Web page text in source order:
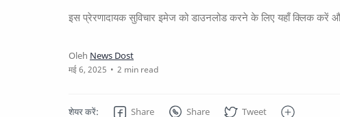
इस प्रेरणादायक सुविचार इमेज को डाउनलोड करने के लिए यहाँ क्लिक करें
2 min read